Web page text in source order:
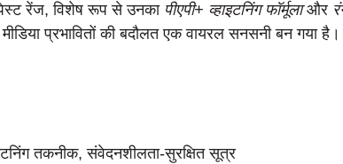
रेंज, विशेष रूप से उनका पीएपी+ व्हाइटनिंग फॉर्मूलाऔर
प्रभावितों की बदौलत एक वायरल सनसनी बन गया है।
तकनीक, संवेदनशीलता-सुरक्षित सूत्र